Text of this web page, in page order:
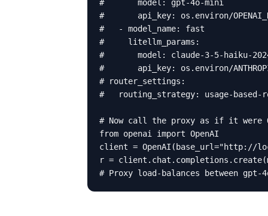
#       model: gpt-4o-mini
#       api_key: os.environ/
#   - model_name: fast
#     litellm_params:
#       model: claude-3-5-haiku-
#       api_key: os.environ/
# router_settings:
#   routing_strategy: usage-based-
# Now call the proxy as if it were
from openai import OpenAI
client = OpenAI(base_url="http://
r =
# Proxy load-balances between gpt-